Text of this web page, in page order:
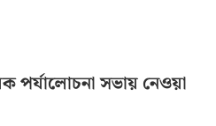
পর্যালোচনা সভায় নেওয়া